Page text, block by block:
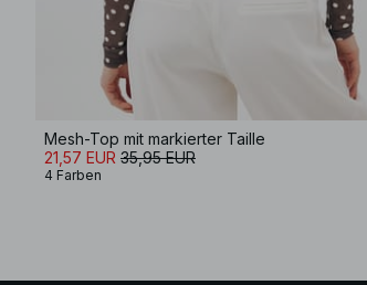
Mesh-Top mit markierter Taille
21,57 EUR 35,95 EUR
4 Farben